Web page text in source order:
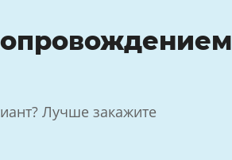
Лучше закажите